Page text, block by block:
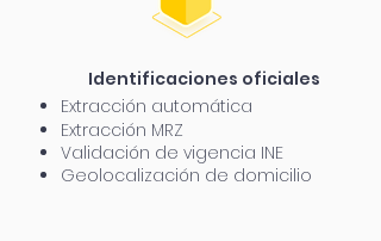
Identificaciones oficiales
Extracción automática
Extracción MRZ
Validación de vigencia INE
Geolocalización de domicilio